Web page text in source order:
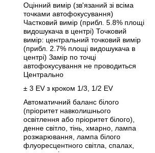
Оцінний вимір (зв'язаний зі всіма
точками автофокусування)
Частковий вимір (прибл. 5.8% площі
видошукача в центрі) Точковий
вимір: центральний точковий вимір
(прибл. 2.7% площі видошукача в
центрі) Замір по точці
автофокусування не проводиться
Центрально
± 3 EV з кроком 1/3, 1/2 EV
Автоматичний баланс білого
(пріоритет навколишнього
освітлення або пріоритет білого),
денне світло, тінь, хмарно, лампа
розжарювання, лампа білого
флуоресцентного світла, спалах,